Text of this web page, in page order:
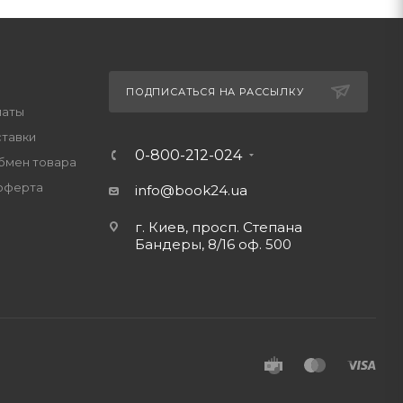
товара
ПОДПИСАТЬСЯ НА РАССЫЛКУ
0-800-212-024
info@book24.ua
г. Киев, просп. Степана
Бандеры, 8/16 оф. 500